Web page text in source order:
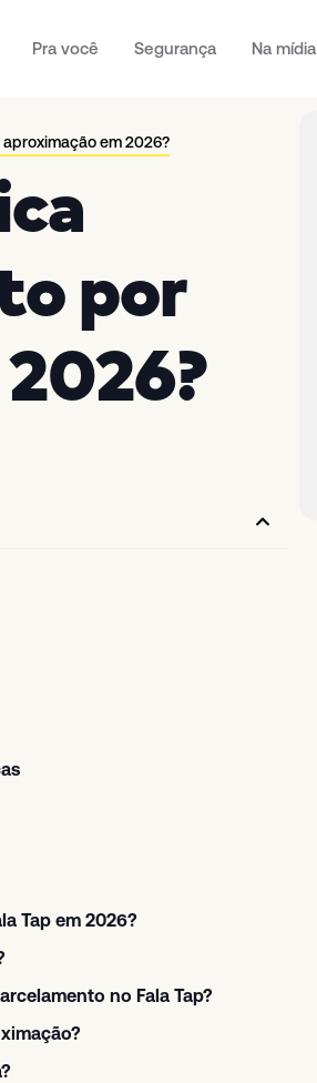
Pra você Segurança Na mídia
em 2026?
por
Tap em 2026?
no Fala Tap?